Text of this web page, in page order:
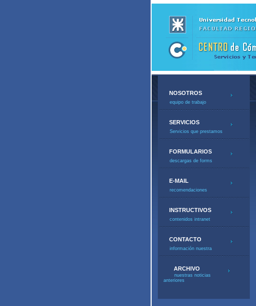
NOSOTROS
equipo de trabajo
SERVICIOS
Servicios que prestamos
FORMULARIOS
descargas de forms
E-MAIL
recomendaciones
INSTRUCTIVOS
contenidos intranet
CONTACTO
información nuestra
ARCHIVO
nuestras noticias
anteriores